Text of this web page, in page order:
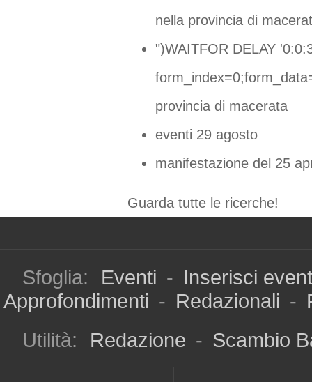
nella provincia di
")WAITFOR DELAY
provincia di macerata
eventi 29 agosto
manifestazione del 25
Guarda tutte le ricerche!
Sfoglia: Eventi - Inserisci
Approfondimenti - Redazionali -
Utilità:
Redazione - Scambio